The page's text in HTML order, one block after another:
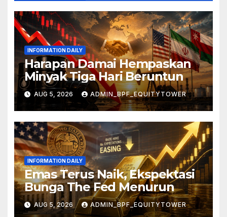
INFORMATION DAILY
Harapan Damai Hempaskan
Minyak Tiga Hari Beruntun
AUG 5, 2026 ADMIN_BPF_EQUITYTOWER
INFORMATION DAILY
Emas Terus Naik, Ekspektasi
Bunga The Fed Menurun
AUG 5, 2026 ADMIN_BPF_EQUITYTOWER